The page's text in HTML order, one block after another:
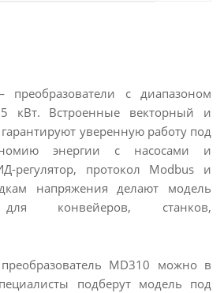
с диапазоном
кВт. Встроенные векторный и
уверенную работу под
энергии с насосами и
регулятор, протокол Modbus и
напряжения делают модель
для конвейеров, станков,
MD310 можно в
подберут модель под